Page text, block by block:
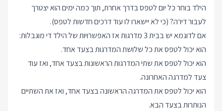
הילד בוחר כל יום לטפס בדרך אחרת, תוך כמה ימים הוא יצטרך
לעבור דירה? (כי לא יישארו לו עוד דרכים חדשות לטפס).
אם לדוגמא יש בבית 3 מדרגות אז האפשרויות של הילד די מוגבלות:
הוא יכול לטפס את כל שלושת המדרגות בצעד אחד.
הוא יכול לטפס את שתי המדרגות הראשונות בצעד אחד, ואז עוד
צעד למדרגה האחרונה.
הוא יכול לטפס את המדרגה הראשונה בצעד אחד, ואז את השתיים
הנותרות בצעד הבא.